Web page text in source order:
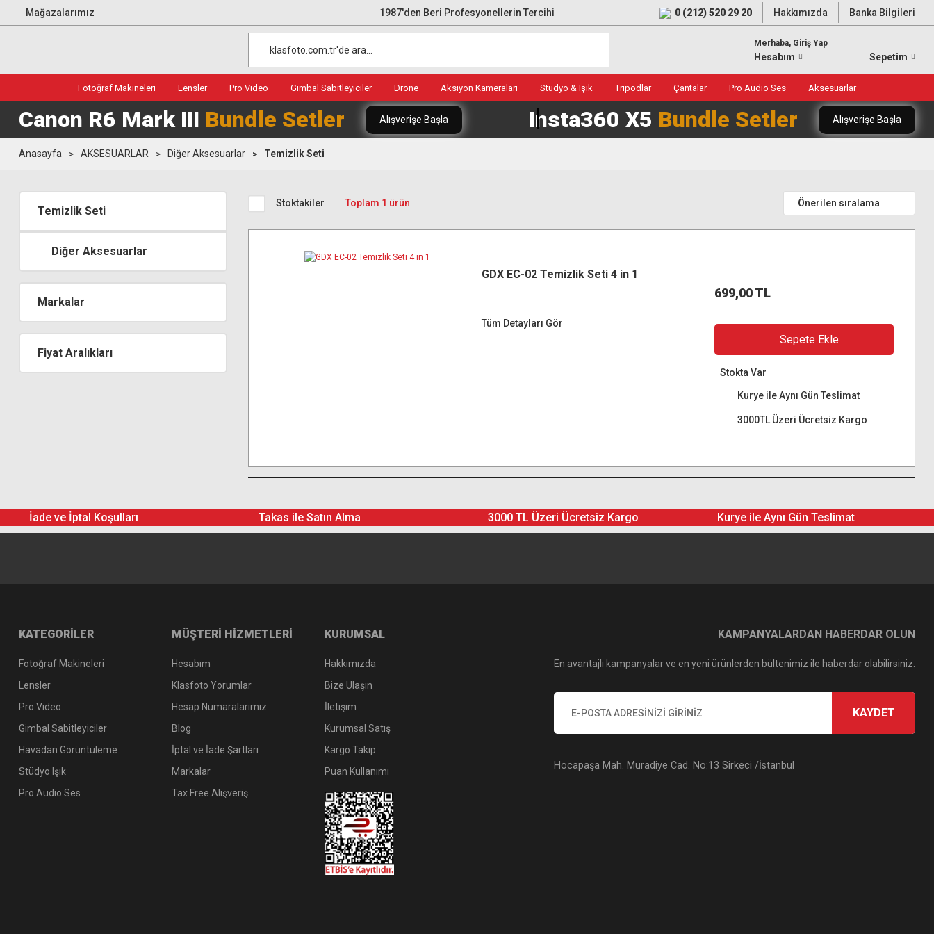
Mağazalarımız 1987'den Beri Profesyonellerin Tercihi 0 (212) 520 29 20 Hakkımızda Banka Bilgileri
Merhaba, Giriş Yap
Hesabım Sepetim
Fotoğraf Makineleri Lensler Pro Video Gimbal Sabitleyiciler Drone Aksiyon Kameraları Stüdyo & Işık Tripodlar Çantalar Pro Audio Ses Aksesuarlar
Canon R6 Mark III Bundle Setler Alışverişe Başla Insta360 X5 Bundle Setler Alışverişe Başla
Anasayfa AKSESUARLAR Diğer Aksesuarlar Temizlik Seti
Temizlik Seti
Diğer Aksesuarlar
Markalar
Fiyat Aralıkları
Stoktakiler Toplam 1 ürün
GDX EC-02 Temizlik Seti 4 in 1
Tüm Detayları Gör
699,00 TL
Sepete Ekle
Stokta Var
Kurye ile Aynı Gün Teslimat
3000TL Üzeri Ücretsiz Kargo
İade ve İptal Koşulları Takas ile Satın Alma 3000 TL Üzeri Ücretsiz Kargo Kurye ile Aynı Gün Teslimat
KATEGORİLER
Fotoğraf Makineleri
Lensler
Pro Video
Gimbal Sabitleyiciler
Havadan Görüntüleme
Stüdyo Işık
Pro Audio Ses
MÜŞTERİ HİZMETLERİ
Hesabım
Klasfoto Yorumlar
Hesap Numaralarımız
Blog
İptal ve İade Şartları
Markalar
Tax Free Alışveriş
KURUMSAL
Hakkımızda
Bize Ulaşın
İletişim
Kurumsal Satış
Kargo Takip
Puan Kullanımı
KAMPANYALARDAN HABERDAR OLUN
En avantajlı kampanyalar ve en yeni ürünlerden bültenimiz ile haberdar olabilirsiniz.
KAYDET
Hocapaşa Mah. Muradiye Cad. No:13 Sirkeci /İstanbul